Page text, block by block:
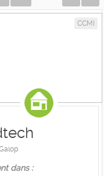
CCMI
dans :